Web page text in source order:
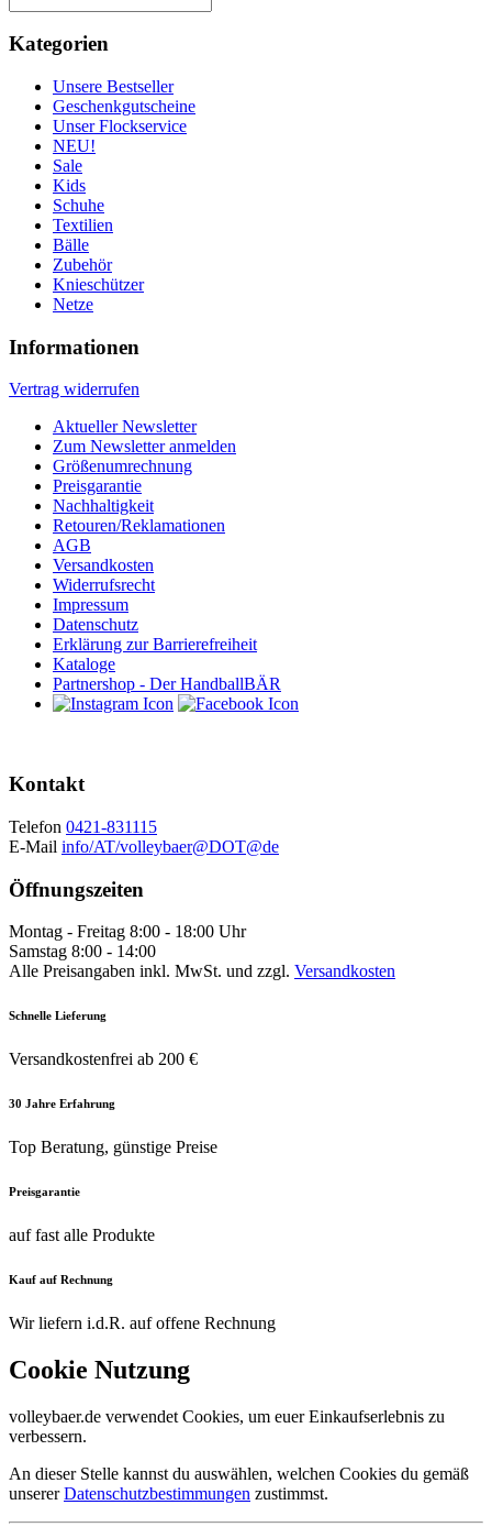
Kategorien
Unsere Bestseller
Geschenkgutscheine
Unser Flockservice
NEU!
Sale
Kids
Schuhe
Textilien
Bälle
Zubehör
Knieschützer
Netze
Informationen
Vertrag widerrufen
Aktueller Newsletter
Zum Newsletter anmelden
Größenumrechnung
Preisgarantie
Nachhaltigkeit
Retouren/Reklamationen
AGB
Versandkosten
Widerrufsrecht
Impressum
Datenschutz
Erklärung zur Barrierefreiheit
Kataloge
Partnershop - Der HandballBÄR
Kontakt
Telefon 0421-831115
E-Mail info/AT/volleybaer@DOT@de
Öffnungszeiten
Montag - Freitag 8:00 - 18:00 Uhr
Samstag 8:00 - 14:00
Alle Preisangaben inkl. MwSt. und zzgl. Versandkosten
Schnelle Lieferung
Versandkostenfrei ab 200 €
30 Jahre Erfahrung
Top Beratung, günstige Preise
Preisgarantie
auf fast alle Produkte
Kauf auf Rechnung
Wir liefern i.d.R. auf offene Rechnung
Cookie Nutzung
volleybaer.de verwendet Cookies, um euer Einkaufserlebnis zu
verbessern.
An dieser Stelle kannst du auswählen, welchen Cookies du gemäß
unsererDatenschutzbestimmungen zustimmst.